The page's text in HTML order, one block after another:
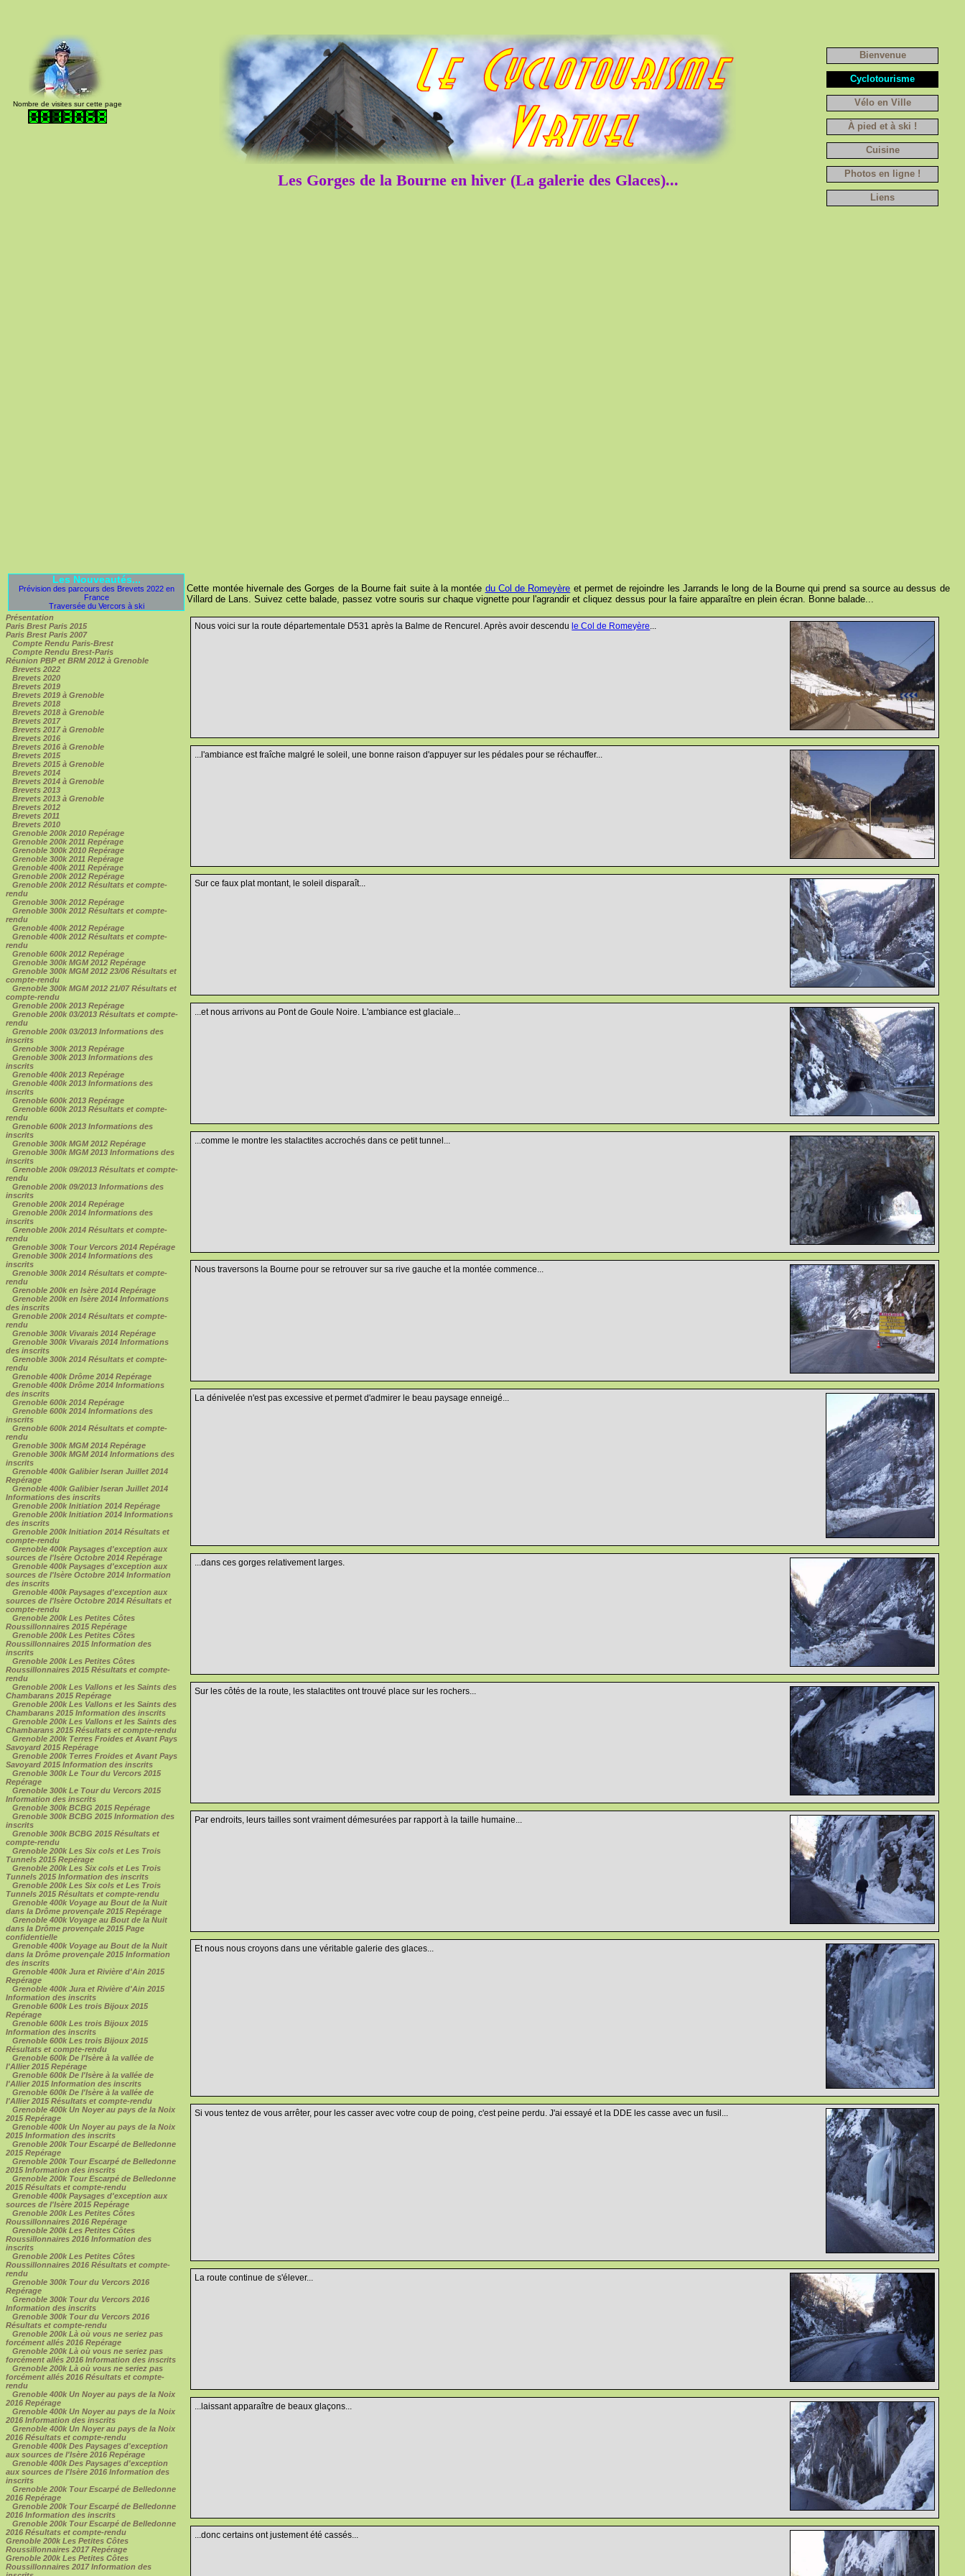
Nombre de visites sur cette page
Les Gorges de la Bourne en hiver (La galerie des Glaces)...
Bienvenue
Cyclotourisme
Vélo en Ville
À pied et à ski !
Cuisine
Photos en ligne !
Liens
Les Nouveautés...
Prévision des parcours des Brevets 2022 en
France
Traversée du Vercors à ski
Présentation
Paris Brest Paris 2015
Paris Brest Paris 2007
Compte Rendu Paris-Brest
Compte Rendu Brest-Paris
Réunion PBP et BRM 2012 à Grenoble
Brevets 2022
Brevets 2020
Brevets 2019
Brevets 2019 à Grenoble
Brevets 2018
Brevets 2018 à Grenoble
Brevets 2017
Brevets 2017 à Grenoble
Brevets 2016
Brevets 2016 à Grenoble
Brevets 2015
Brevets 2015 à Grenoble
Brevets 2014
Brevets 2014 à Grenoble
Brevets 2013
Brevets 2013 à Grenoble
Brevets 2012
Brevets 2011
Brevets 2010
Grenoble 200k 2010 Repérage
Grenoble 200k 2011 Repérage
Grenoble 300k 2010 Repérage
Grenoble 300k 2011 Repérage
Grenoble 400k 2011 Repérage
Grenoble 200k 2012 Repérage
Grenoble 200k 2012 Résultats et compte-
rendu
Grenoble 300k 2012 Repérage
Grenoble 300k 2012 Résultats et compte-
rendu
Grenoble 400k 2012 Repérage
Grenoble 400k 2012 Résultats et compte-
rendu
Grenoble 600k 2012 Repérage
Grenoble 300k MGM 2012 Repérage
Grenoble 300k MGM 2012 23/06 Résultats et
compte-rendu
Grenoble 300k MGM 2012 21/07 Résultats et
compte-rendu
Grenoble 200k 2013 Repérage
Grenoble 200k 03/2013 Résultats et compte-
rendu
Grenoble 200k 03/2013 Informations des
inscrits
Grenoble 300k 2013 Repérage
Grenoble 300k 2013 Informations des
inscrits
Grenoble 400k 2013 Repérage
Grenoble 400k 2013 Informations des
inscrits
Grenoble 600k 2013 Repérage
Grenoble 600k 2013 Résultats et compte-
rendu
Grenoble 600k 2013 Informations des
inscrits
Grenoble 300k MGM 2012 Repérage
Grenoble 300k MGM 2013 Informations des
inscrits
Grenoble 200k 09/2013 Résultats et compte-
rendu
Grenoble 200k 09/2013 Informations des
inscrits
Grenoble 200k 2014 Repérage
Grenoble 200k 2014 Informations des
inscrits
Grenoble 200k 2014 Résultats et compte-
rendu
Grenoble 300k Tour Vercors 2014 Repérage
Grenoble 300k 2014 Informations des
inscrits
Grenoble 300k 2014 Résultats et compte-
rendu
Grenoble 200k en Isère 2014 Repérage
Grenoble 200k en Isère 2014 Informations
des inscrits
Grenoble 200k 2014 Résultats et compte-
rendu
Grenoble 300k Vivarais 2014 Repérage
Grenoble 300k Vivarais 2014 Informations
des inscrits
Grenoble 300k 2014 Résultats et compte-
rendu
Grenoble 400k Drôme 2014 Repérage
Grenoble 400k Drôme 2014 Informations
des inscrits
Grenoble 600k 2014 Repérage
Grenoble 600k 2014 Informations des
inscrits
Grenoble 600k 2014 Résultats et compte-
rendu
Grenoble 300k MGM 2014 Repérage
Grenoble 300k MGM 2014 Informations des
inscrits
Grenoble 400k Galibier Iseran Juillet 2014
Repérage
Grenoble 400k Galibier Iseran Juillet 2014
Informations des inscrits
Grenoble 200k Initiation 2014 Repérage
Grenoble 200k Initiation 2014 Informations
des inscrits
Grenoble 200k Initiation 2014 Résultats et
compte-rendu
Grenoble 400k Paysages d'exception aux
sources de l'Isère Octobre 2014 Repérage
Grenoble 400k Paysages d'exception aux
sources de l'Isère Octobre 2014 Information
des inscrits
Grenoble 400k Paysages d'exception aux
sources de l'Isère Octobre 2014 Résultats et
compte-rendu
Grenoble 200k Les Petites Côtes
Roussillonnaires 2015 Repérage
Grenoble 200k Les Petites Côtes
Roussillonnaires 2015 Information des
inscrits
Grenoble 200k Les Petites Côtes
Roussillonnaires 2015 Résultats et compte-
rendu
Grenoble 200k Les Vallons et les Saints des
Chambarans 2015 Repérage
Grenoble 200k Les Vallons et les Saints des
Chambarans 2015 Information des inscrits
Grenoble 200k Les Vallons et les Saints des
Chambarans 2015 Résultats et compte-rendu
Grenoble 200k Terres Froides et Avant Pays
Savoyard 2015 Repérage
Grenoble 200k Terres Froides et Avant Pays
Savoyard 2015 Information des inscrits
Grenoble 300k Le Tour du Vercors 2015
Repérage
Grenoble 300k Le Tour du Vercors 2015
Information des inscrits
Grenoble 300k BCBG 2015 Repérage
Grenoble 300k BCBG 2015 Information des
inscrits
Grenoble 300k BCBG 2015 Résultats et
compte-rendu
Grenoble 200k Les Six cols et Les Trois
Tunnels 2015 Repérage
Grenoble 200k Les Six cols et Les Trois
Tunnels 2015 Information des inscrits
Grenoble 200k Les Six cols et Les Trois
Tunnels 2015 Résultats et compte-rendu
Grenoble 400k Voyage au Bout de la Nuit
dans la Drôme provençale 2015 Repérage
Grenoble 400k Voyage au Bout de la Nuit
dans la Drôme provençale 2015 Page
confidentielle
Grenoble 400k Voyage au Bout de la Nuit
dans la Drôme provençale 2015 Information
des inscrits
Grenoble 400k Jura et Rivière d'Ain 2015
Repérage
Grenoble 400k Jura et Rivière d'Ain 2015
Information des inscrits
Grenoble 600k Les trois Bijoux 2015
Repérage
Grenoble 600k Les trois Bijoux 2015
Information des inscrits
Grenoble 600k Les trois Bijoux 2015
Résultats et compte-rendu
Grenoble 600k De l'Isère à la vallée de
l'Allier 2015 Repérage
Grenoble 600k De l'Isère à la vallée de
l'Allier 2015 Information des inscrits
Grenoble 600k De l'Isère à la vallée de
l'Allier 2015 Résultats et compte-rendu
Grenoble 400k Un Noyer au pays de la Noix
2015 Repérage
Grenoble 400k Un Noyer au pays de la Noix
2015 Information des inscrits
Grenoble 200k Tour Escarpé de Belledonne
2015 Repérage
Grenoble 200k Tour Escarpé de Belledonne
2015 Information des inscrits
Grenoble 200k Tour Escarpé de Belledonne
2015 Résultats et compte-rendu
Grenoble 400k Paysages d'exception aux
sources de l'Isère 2015 Repérage
Grenoble 200k Les Petites Côtes
Roussillonnaires 2016 Repérage
Grenoble 200k Les Petites Côtes
Roussillonnaires 2016 Information des
inscrits
Grenoble 200k Les Petites Côtes
Roussillonnaires 2016 Résultats et compte-
rendu
Grenoble 300k Tour du Vercors 2016
Repérage
Grenoble 300k Tour du Vercors 2016
Information des inscrits
Grenoble 300k Tour du Vercors 2016
Résultats et compte-rendu
Grenoble 200k Là où vous ne seriez pas
forcément allés 2016 Repérage
Grenoble 200k Là où vous ne seriez pas
forcément allés 2016 Information des inscrits
Grenoble 200k Là où vous ne seriez pas
forcément allés 2016 Résultats et compte-
rendu
Grenoble 400k Un Noyer au pays de la Noix
2016 Repérage
Grenoble 400k Un Noyer au pays de la Noix
2016 Information des inscrits
Grenoble 400k Un Noyer au pays de la Noix
2016 Résultats et compte-rendu
Grenoble 400k Des Paysages d'exception
aux sources de l'Isère 2016 Repérage
Grenoble 400k Des Paysages d'exception
aux sources de l'Isère 2016 Information des
inscrits
Grenoble 200k Tour Escarpé de Belledonne
2016 Repérage
Grenoble 200k Tour Escarpé de Belledonne
2016 Information des inscrits
Grenoble 200k Tour Escarpé de Belledonne
2016 Résultats et compte-rendu
Grenoble 200k Les Petites Côtes
Roussillonnaires 2017 Repérage
Grenoble 200k Les Petites Côtes
Roussillonnaires 2017 Information des
Cette montée hivernale des Gorges de la Bourne fait suite à la montée du Col de Romeyère et permet de rejoindre les Jarrands le long de la Bourne qui prend sa source au dessus de
Villard de Lans. Suivez cette balade, passez votre souris sur chaque vignette pour l'agrandir et cliquez dessus pour la faire apparaître en plein écran. Bonne balade...
Nous voici sur la route départementale D531 après la Balme de Rencurel. Après avoir descendu le Col de Romeyère...
...l'ambiance est fraîche malgré le soleil, une bonne raison d'appuyer sur les pédales pour se réchauffer...
Sur ce faux plat montant, le soleil disparaît...
...et nous arrivons au Pont de Goule Noire. L'ambiance est glaciale...
...comme le montre les stalactites accrochés dans ce petit tunnel...
Nous traversons la Bourne pour se retrouver sur sa rive gauche et la montée commence...
La dénivelée n'est pas excessive et permet d'admirer le beau paysage enneigé...
...dans ces gorges relativement larges.
Sur les côtés de la route, les stalactites ont trouvé place sur les rochers...
Par endroits, leurs tailles sont vraiment démesurées par rapport à la taille humaine...
Et nous nous croyons dans une véritable galerie des glaces...
Si vous tentez de vous arrêter, pour les casser avec votre coup de poing, c'est peine perdu. J'ai essayé et la DDE les casse avec un fusil...
La route continue de s'élever...
...laissant apparaître de beaux glaçons...
...donc certains ont justement été cassés...